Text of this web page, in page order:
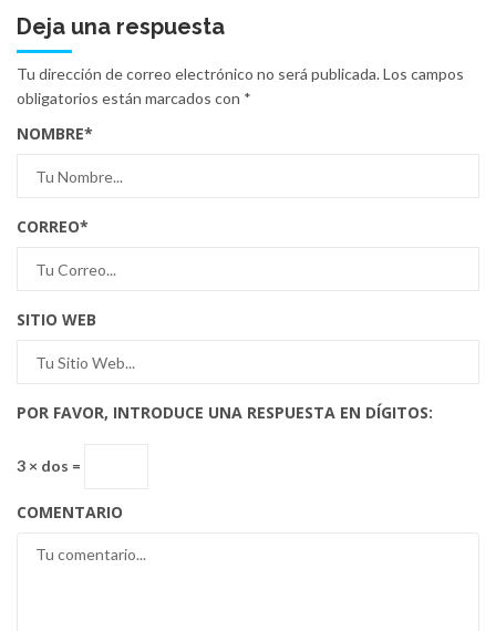
Deja una respuesta
Tu dirección de correo electrónico no será publicada.Los campos
obligatorios están marcados con *
NOMBRE*
CORREO*
SITIO WEB
POR FAVOR, INTRODUCE UNA RESPUESTA EN DÍGITOS:
3 × dos =
COMENTARIO